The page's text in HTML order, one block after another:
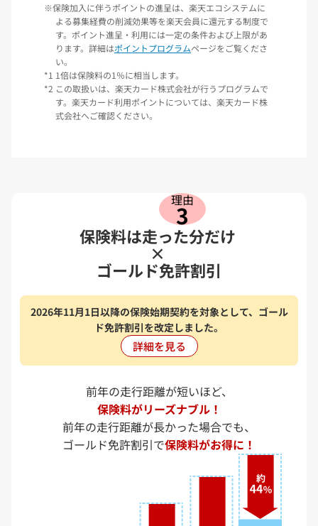
保険加入に伴うポイントの進呈は、楽天エコシステムに
よる募集経費の削減効果等を楽天会員に還元する制度で
す。ポイント進呈・利用には一定の条件および上限があ
ります。詳細はポイントプログラムページをご覧くださ
い。
1倍は保険料の1％に相当します。
この取扱いは、楽天カード株式会社が行うプログラムで
す。楽天カード利用ポイントについては、楽天カード株
式会社へご確認ください。
理由
3
保険料は走った分だけ
×
ゴールド免許割引
2026年11月1日以降の保険始期契約を対象として、ゴール
ド免許割引を改定しました。
詳細を見る
前年の走行距離が短いほど、
保険料がリーズナブル！
前年の走行距離が長かった場合でも、
ゴールド免許割引で保険料がお得に！